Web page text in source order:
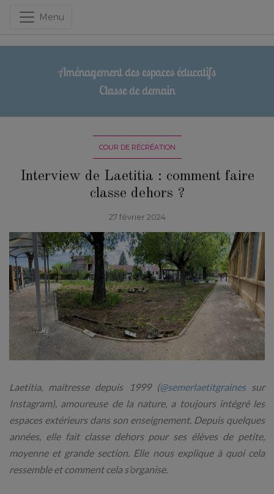
Menu
Aménagement des espaces éducatifs
Classe de demain
COUR DE RÉCRÉATION
Interview de Laetitia : comment faire
classe dehors ?
27 février 2024
Laetitia, maitresse depuis 1999 (@semerlaetitgrainessur
Instagram), amoureuse de la nature, a toujours intégré les
espaces extérieurs dans son enseignement. Depuis quelques
années, elle fait classe dehors pour ses élèves de petite,
moyenne et grande section. Elle nous explique à quoi cela
ressemble et comment cela s’organise.